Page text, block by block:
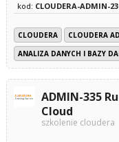
kod: CLOUDERA-ADMIN-
CLOUDERA
CLOUDERA
ANALIZA DANYCH I BAZY
ADMIN-335
Cloud
szkolenie cloudera